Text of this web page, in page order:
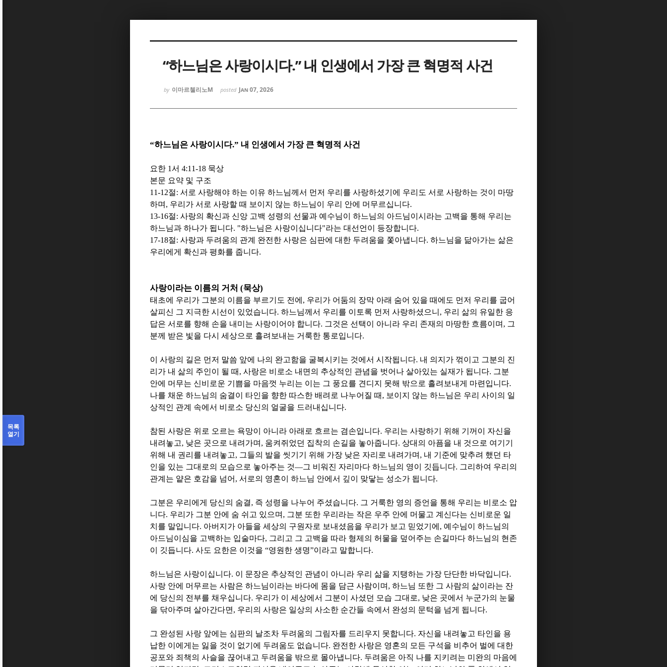
“하느님은 사랑이시다.” 내 인생에서 가장 큰 혁명적 사건
by 이마르첼리노M posted Jan 07, 2026
“하느님은 사랑이시다.” 내 인생에서 가장 큰 혁명적 사건
요한 1서 4:11-18 묵상
본문 요약 및 구조
11-12절: 서로 사랑해야 하는 이유 하느님께서 먼저 우리를 사랑하셨기에 우리도 서로 사랑하는 것이 마땅
하며 , 우리가 서로 사랑할 때 보이지 않는 하느님이 우리 안에 머무르십니다.
13-16절: 사랑의 확신과 신앙 고백 성령의 선물과 예수님이 하느님의 아드님이시라는 고백을 통해 우리는
하느님과 하나가 됩니다. "하느님은 사랑이십니다"라는 대선언이 등장합니다.
17-18절: 사랑과 두려움의 관계 완전한 사랑은 심판에 대한 두려움을 쫓아냅니다. 하느님을 닮아가는 삶은
우리에게 확신과 평화를 줍니다.
사랑이라는 이름의 거처 (묵상)
태초에 우리가 그분의 이름을 부르기도 전에 , 우리가 어둠의 장막 아래 숨어 있을 때에도 먼저 우리를 굽어
살피신 그 지극한 시선이 있었습니다. 하느님께서 우리를 이토록 먼저 사랑하셨으니 , 우리 삶의 유일한 응
답은 서로를 향해 손을 내미는 사랑이어야 합니다. 그것은 선택이 아니라 우리 존재의 마땅한 흐름이며 , 그
분께 받은 빛을 다시 세상으로 흘려보내는 거룩한 통로입니다.
이 사랑의 길은 먼저 말씀 앞에 나의 완고함을 굴복시키는 것에서 시작됩니다. 내 의지가 꺾이고 그분의 진
리가 내 삶의 주인이 될 때 , 사랑은 비로소 내면의 추상적인 관념을 벗어나 살아있는 실재가 됩니다. 그분
안에 머무는 신비로운 기쁨을 마음껏 누리는 이는 그 풍요를 견디지 못해 밖으로 흘려보내게 마련입니다.
나를 채운 하느님의 숨결이 타인을 향한 따스한 배려로 나누어질 때 , 보이지 않는 하느님은 우리 사이의 일
상적인 관계 속에서 비로소 당신의 얼굴을 드러내십니다.
참된 사랑은 위로 오르는 욕망이 아니라 아래로 흐르는 겸손입니다. 우리는 사랑하기 위해 기꺼이 자신을
내려놓고, 낮은 곳으로 내려가며 , 움켜쥐었던 집착의 손길을 놓아줍니다. 상대의 아픔을 내 것으로 여기기
위해 내 권리를 내려놓고, 그들의 발을 씻기기 위해 가장 낮은 자리로 내려가며 , 내 기준에 맞추려 했던 타
인을 있는 그대로의 모습으로 놓아주는 것—그 비워진 자리마다 하느님의 영이 깃듭니다. 그리하여 우리의
관계는 얕은 호감을 넘어 , 서로의 영혼이 하느님 안에서 깊이 맞닿는 성소가 됩니다.
그분은 우리에게 당신의 숨결, 즉 성령을 나누어 주셨습니다. 그 거룩한 영의 증언을 통해 우리는 비로소 압
니다. 우리가 그분 안에 숨 쉬고 있으며 , 그분 또한 우리라는 작은 우주 안에 머물고 계신다는 신비로운 일
치를 말입니다. 아버지가 아들을 세상의 구원자로 보내셨음을 우리가 보고 믿었기에 , 예수님이 하느님의
아드님이심을 고백하는 입술마다, 그리고 그 고백을 따라 형제의 허물을 덮어주는 손길마다 하느님의 현존
이 깃듭니다. 사도 요한은 이것을 “영원한 생명”이라고 말합니다.
하느님은 사랑이십니다. 이 문장은 추상적인 관념이 아니라 우리 삶을 지탱하는 가장 단단한 바닥입니다.
사랑 안에 머무르는 사람은 하느님이라는 바다에 몸을 담근 사람이며 , 하느님 또한 그 사람의 삶이라는 잔
에 당신의 전부를 채우십니다. 우리가 이 세상에서 그분이 사셨던 모습 그대로, 낮은 곳에서 누군가의 눈물
을 닦아주며 살아간다면 , 우리의 사랑은 일상의 사소한 순간들 속에서 완성의 문턱을 넘게 됩니다.
그 완성된 사랑 앞에는 심판의 날조차 두려움의 그림자를 드리우지 못합니다. 자신을 내려놓고 타인을 용
납한 이에게는 잃을 것이 없기에 두려움도 없습니다. 완전한 사랑은 영혼의 모든 구석을 비추어 벌에 대한
공포와 죄책의 사슬을 끊어내고 두려움을 밖으로 몰아냅니다. 두려움은 아직 나를 지키려는 미완의 마음에
목록
열기
Sketchbook5, 스케치북5
Sketchbook5, 스케치북5